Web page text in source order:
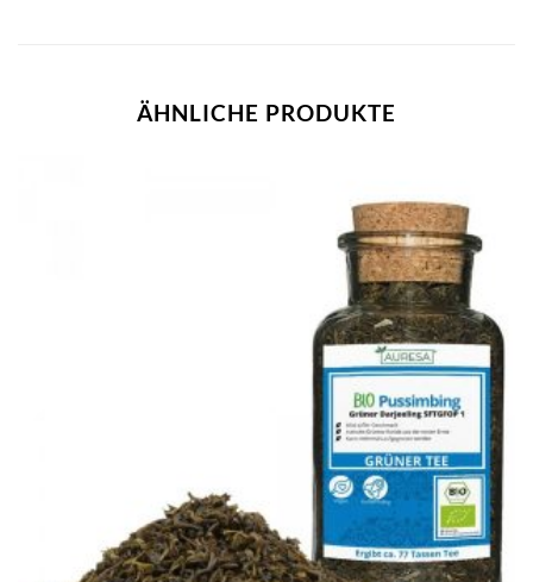
ÄHNLICHE PRODUKTE